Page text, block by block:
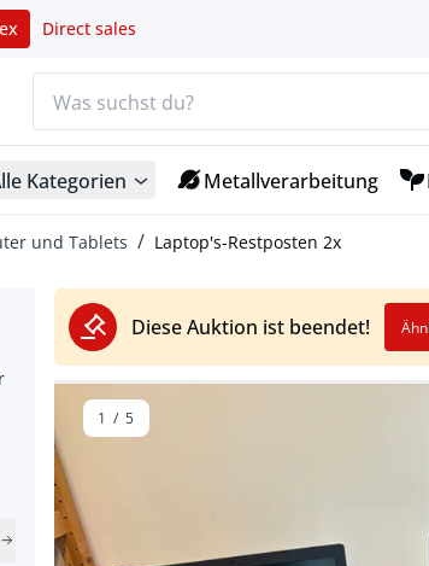
Direct sales
Kategorien Metallverarbeitung
und Tablets Laptop's-Restposten 2x
Diese Auktion ist beendet!
1 / 5